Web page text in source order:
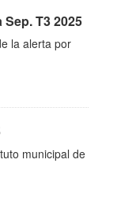
T3 2025
la alerta por
municipal de